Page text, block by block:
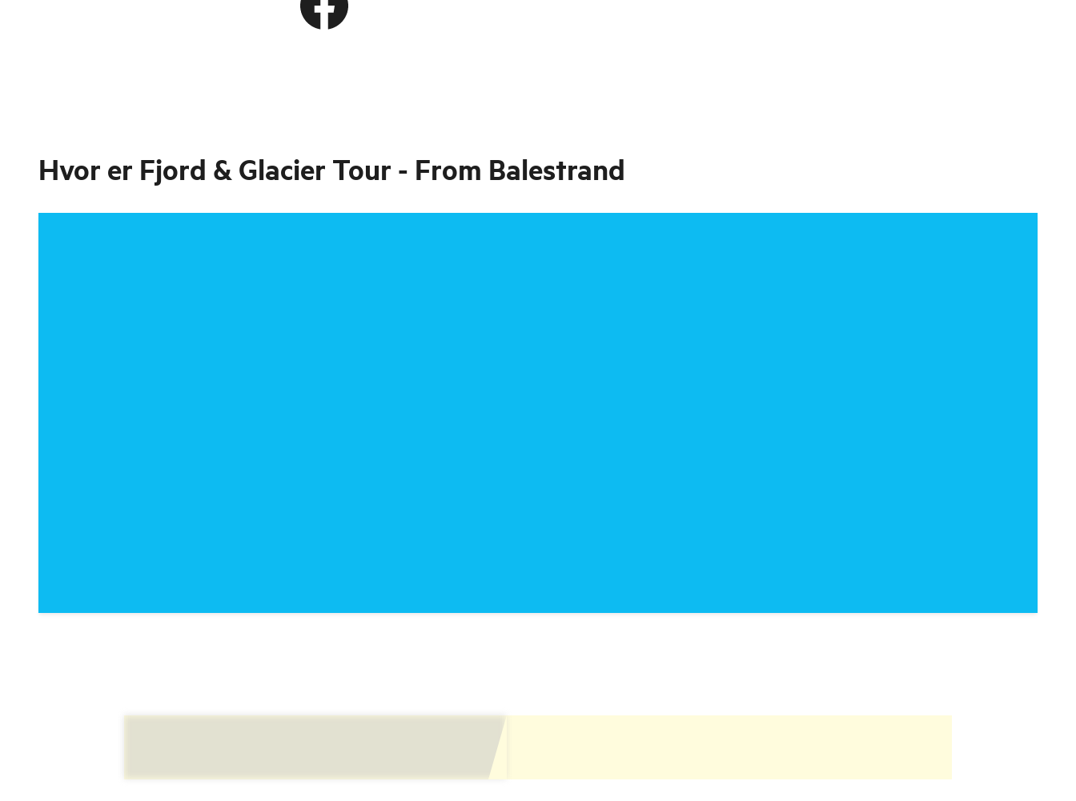
Hvor er Fjord & Glacier Tour - From Balestrand